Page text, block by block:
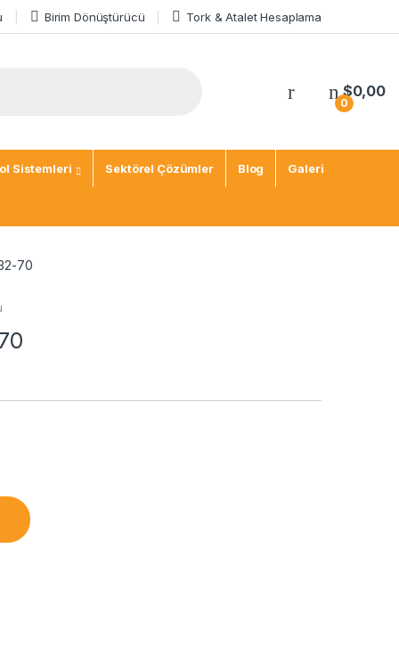
Birim Dönüştürücü Tork & Atalet Hesaplama
My Account
0
$0,00
Sistemleri Sektörel Çözümler Blog Galeri
70